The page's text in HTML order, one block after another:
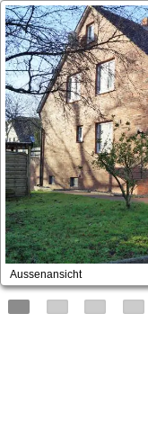
Aussenansicht